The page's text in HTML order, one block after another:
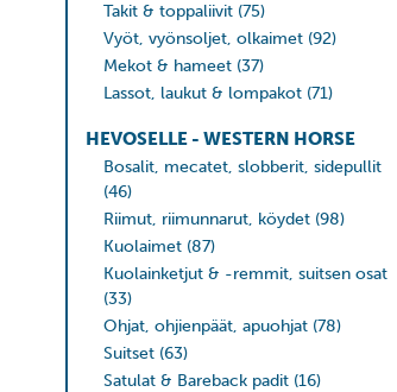
Takit & toppaliivit (75)
Vyöt, vyönsoljet, olkaimet (92)
Mekot & hameet (37)
Lassot, laukut & lompakot (71)
HEVOSELLE - WESTERN HORSE
Bosalit, mecatet, slobberit, sidepullit
(46)
Riimut, riimunnarut, köydet (98)
Kuolaimet (87)
Kuolainketjut & -remmit, suitsen osat
(33)
Ohjat, ohjienpäät, apuohjat (78)
Suitset (63)
Satulat & Bareback padit (16)